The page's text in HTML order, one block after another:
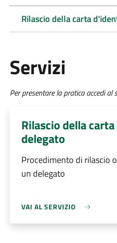
Rilascio della carta
Servizi
Per presentare la pratica accedi al
Rilascio della
delegato
Procedimento di rilascio
un delegato
VAI AL SERVIZIO